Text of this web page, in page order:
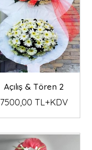
Açılış & Tören 2
7500,00 TL+KDV